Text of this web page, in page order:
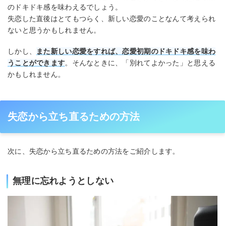
のドキドキ感を味わえるでしょう。
失恋した直後はとてもつらく、新しい恋愛のことなんて考えられ
ないと思うかもしれません。
しかし、
また新しい恋愛をすれば、恋愛初期のドキドキ感を味わ
うことができます。そんなときに、「別れてよかった」と思える
かもしれません。
失恋から立ち直るための方法
次に、失恋から立ち直るための方法をご紹介します。
無理に忘れようとしない